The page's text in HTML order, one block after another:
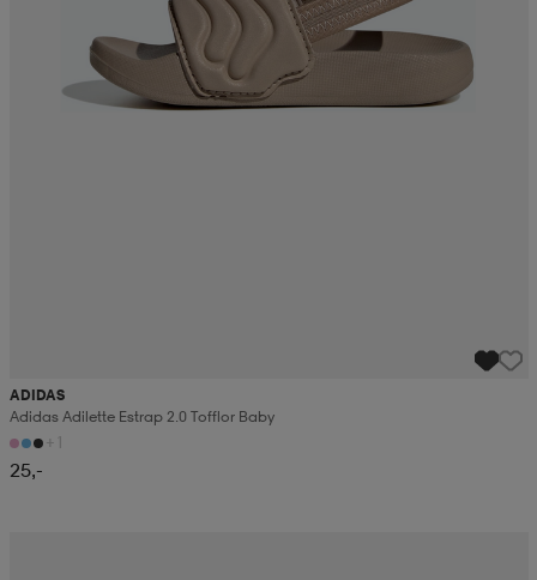
ADIDAS
Adidas Adilette Estrap 2.0 Tofflor Baby
+1
25,-